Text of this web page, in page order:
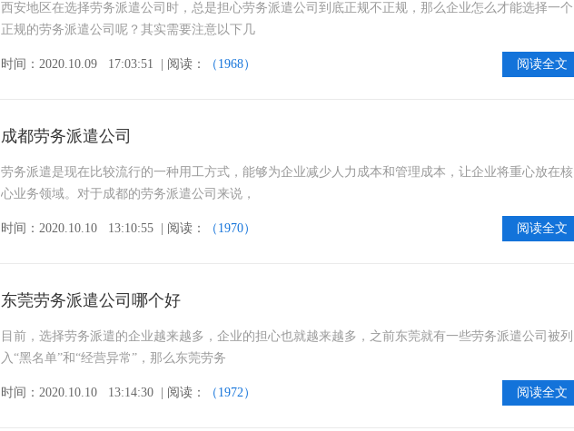
西安地区在选择劳务派遣公司时，总是担心劳务派遣公司到底正规不正规，那么企业怎么才能选择一个
正规的劳务派遣公司呢？其实需要注意以下几
时间：2020.10.09 17:03:51 | 阅读： （1968） 阅读全文
成都劳务派遣公司
劳务派遣是现在比较流行的一种用工方式，能够为企业减少人力成本和管理成本，让企业将重心放在核
心业务领域。对于成都的劳务派遣公司来说，
时间：2020.10.10 13:10:55 | 阅读： （1970） 阅读全文
东莞劳务派遣公司哪个好
目前，选择劳务派遣的企业越来越多，企业的担心也就越来越多，之前东莞就有一些劳务派遣公司被列
入“黑名单”和“经营异常”，那么东莞劳务
时间：2020.10.10 13:14:30 | 阅读： （1972） 阅读全文